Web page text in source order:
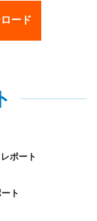
ード
ポート
ト